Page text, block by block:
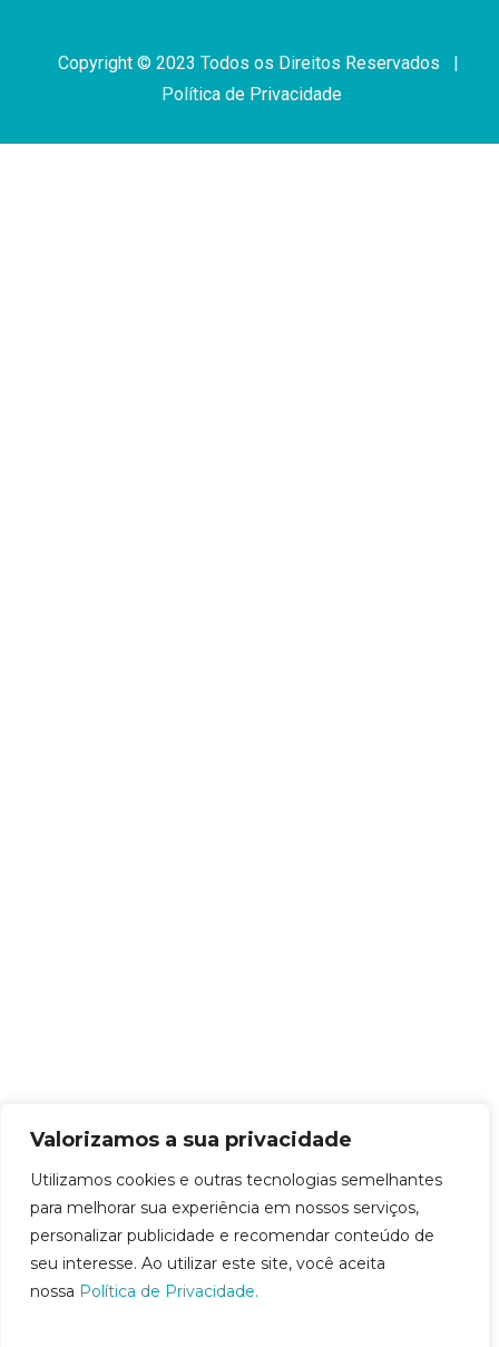
Valorizamos a sua privacidade
Utilizamos cookies e outras tecnologias semelhantes
para melhorar sua experiência em nossos serviços,
personalizar publicidade e recomendar conteúdo de
seu interesse. Ao utilizar este site, você aceita
nossa Política de Privacidade.
Copyright © 2023 Todos os Direitos Reservados |
Política de Privacidade